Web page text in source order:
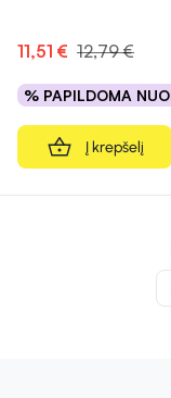
11,51 € 12,79 €
% PAPILDOMA
Į krepšelį